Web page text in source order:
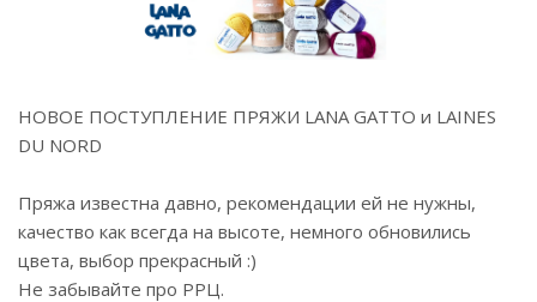
НОВОЕ ПОСТУПЛЕНИЕ ПРЯЖИ LANA GATTO и LAINES
DU NORD
Пряжа известна давно, рекомендации ей не нужны,
качество как всегда на высоте, немного обновились
цвета, выбор прекрасный :)
Не забывайте про РРЦ.